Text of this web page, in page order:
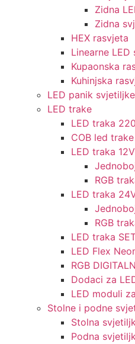
Zidna
Zidna
HEX rasvjeta
Linearne LED
Kupaonska
Kuhinjska
LED panik svjetiljke
LED trake
LED traka
COB led trake
LED traka 12V
RGB
LED traka
RGB
LED traka
LED Flex
RGB
Dodaci za
LED moduli
Stolne i podne
Stolna
Podna